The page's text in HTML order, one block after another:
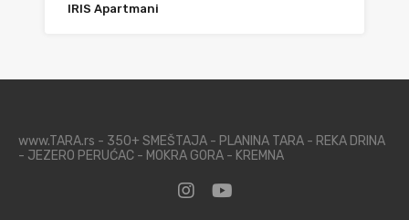
IRIS Apartmani
www.TARA.rs - 350+ SMEŠTAJA - PLANINA TARA - REKA DRINA
- JEZERO PERUĆAC - MOKRA GORA - KREMNA